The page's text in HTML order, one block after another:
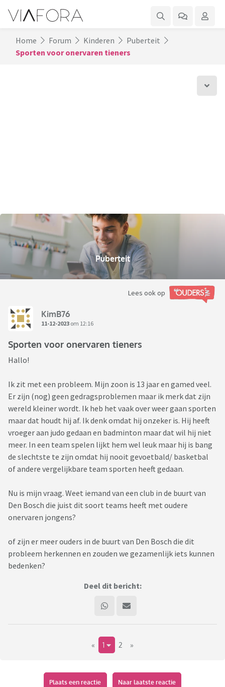
Home Forum Kinderen
Puberteit
Sporten voor onervaren tieners
Puberteit
Lees ook op
KimB76
11-12-2023 om 12:16
Sporten voor onervaren tieners
Hallo!
Ik zit met een probleem. Mijn zoon is 13 jaar en gamed veel.
Er zijn (nog) geen gedragsproblemen maar ik merk dat zijn
wereld kleiner wordt. Ik heb het vaak over weer gaan sporten
maar dat houdt hij af. Ik denk omdat hij onzeker is. Hij heeft
vroeger aan judo gedaan en badminton maar dat wil hij niet
meer. In een team spelen lijkt hem wel leuk maar hij is bang
de slechtste te zijn omdat hij nooit gevoetbald/ basketbal
of andere vergelijkbare team sporten heeft gedaan.
Nu is mijn vraag. Weet iemand van een club in de buurt van
Den Bosch die juist dit soort teams heeft met oudere
onervaren jongens?
of zijn er meer ouders in de buurt van Den Bosch die dit
probleem herkennen en zouden we gezamenlijk iets kunnen
bedenken?
Deel dit bericht:
« 1 2 »
Plaats een reactie Naar laatste reactie